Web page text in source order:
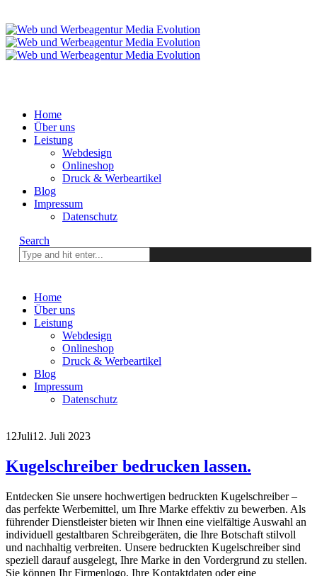
Home
Über uns
Leistung
Webdesign
Onlineshop
Druck & Werbeartikel
Blog
Impressum
Datenschutz
Search
Home
Über uns
Leistung
Webdesign
Onlineshop
Druck & Werbeartikel
Blog
Impressum
Datenschutz
12Juli12. Juli 2023
Kugelschreiber bedrucken lassen.
Entdecken Sie unsere hochwertigen bedruckten Kugelschreiber –
das perfekte Werbemittel, um Ihre Marke effektiv zu bewerben. Als
führender Dienstleister bieten wir Ihnen eine vielfältige Auswahl an
individuell gestaltbaren Schreibgeräten, die Ihre Botschaft stilvoll
und nachhaltig verbreiten. Unsere bedruckten Kugelschreiber sind
speziell darauf ausgelegt, Ihre Marke in den Vordergrund zu stellen.
Sie können Ihr Firmenlogo, Ihre Kontaktdaten oder eine